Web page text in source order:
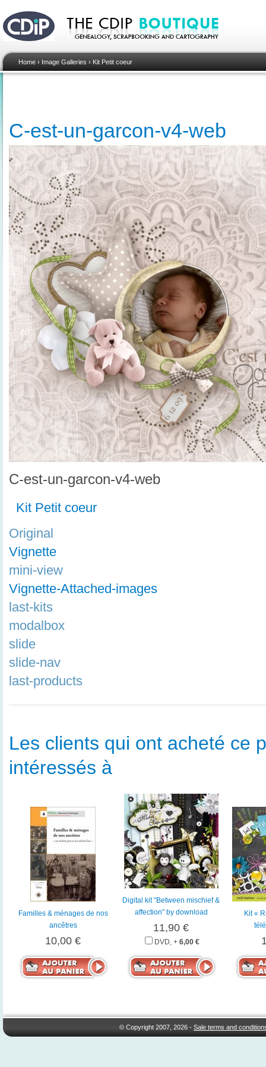
Home › Image Galleries › Kit Petit coeur
C-est-un-garcon-v4-web
C-est-un-garcon-v4-web
Kit Petit coeur
Original
Vignette
mini-view
Vignette-Attached-images
last-kits
modalbox
slide
slide-nav
last-products
Les clients qui ont acheté ce
intéressés à
Familles & ménages de nos
ancêtres
10,00 €
Digital kit "Between mischief &
affection" by download
11,90 €
DVD, + 6,00 €
Kit «
© Copyright 2007, 2026 -Sale terms and